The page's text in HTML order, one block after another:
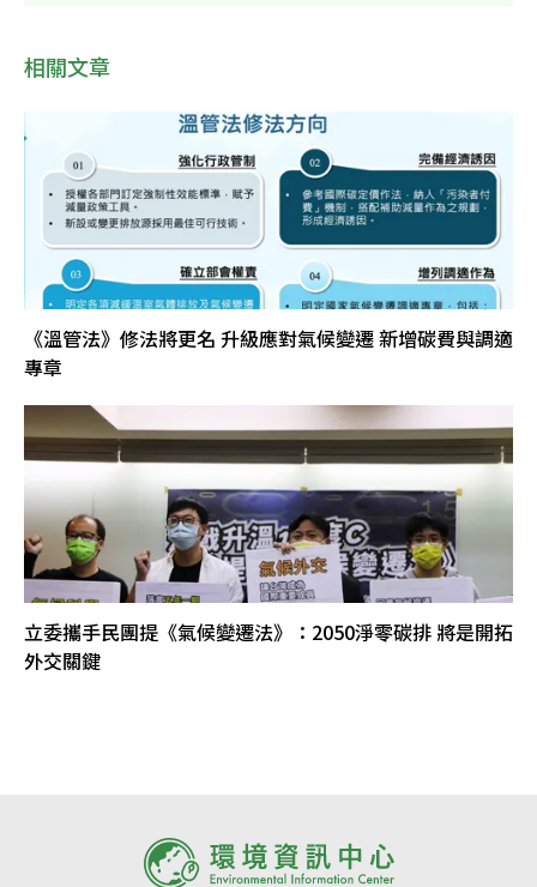
相關文章
《溫管法》修法將更名 升級應對氣候變遷 新增碳費與調適
專章
立委攜手民團提《氣候變遷法》：2050淨零碳排 將是開拓
外交關鍵